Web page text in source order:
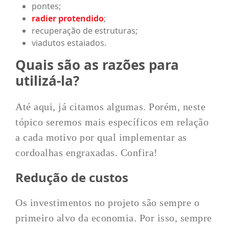
pontes;
radier protendido;
recuperação de estruturas;
viadutos estaiados.
Quais são as razões para
utilizá-la?
Até aqui, já citamos algumas. Porém, neste
tópico seremos mais específicos em relação
a cada motivo por qual implementar as
cordoalhas engraxadas. Confira!
Redução de custos
Os investimentos no projeto são sempre o
primeiro alvo da economia. Por isso, sempre